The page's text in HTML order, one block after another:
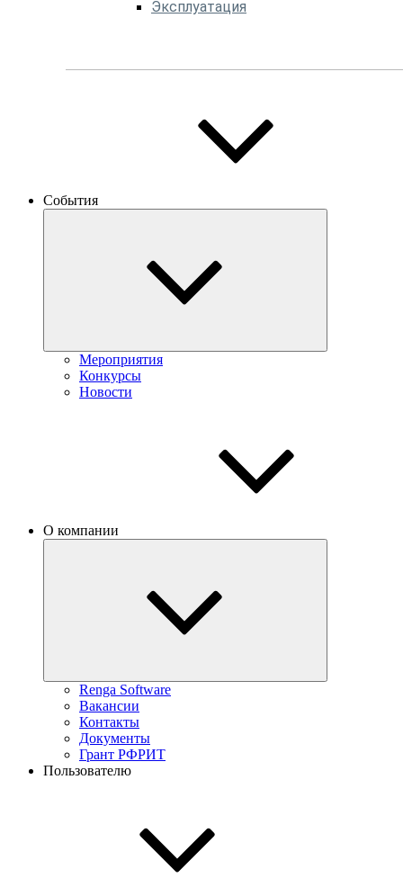
Эксплуатация
События
Мероприятия
Конкурсы
Новости
О компании
Renga Software
Вакансии
Контакты
Документы
Грант РФРИТ
Пользователю